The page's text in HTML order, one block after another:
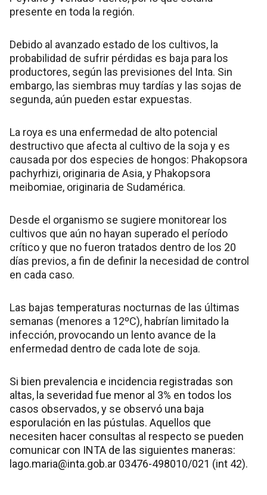
presente en toda la región.
Debido al avanzado estado de los cultivos, la
probabilidad de sufrir pérdidas es baja para los
productores, según las previsiones del Inta. Sin
embargo, las siembras muy tardías y las sojas de
segunda, aún pueden estar expuestas.
La roya es una enfermedad de alto potencial
destructivo que afecta al cultivo de la soja y es
causada por dos especies de hongos: Phakopsora
pachyrhizi, originaria de Asia, y Phakopsora
meibomiae, originaria de Sudamérica.
Desde el organismo se sugiere monitorear los
cultivos que aún no hayan superado el período
crítico y que no fueron tratados dentro de los 20
días previos, a fin de definir la necesidad de control
en cada caso.
Las bajas temperaturas nocturnas de las últimas
semanas (menores a 12ºC), habrían limitado la
infección, provocando un lento avance de la
enfermedad dentro de cada lote de soja.
Si bien prevalencia e incidencia registradas son
altas, la severidad fue menor al 3% en todos los
casos observados, y se observó una baja
esporulación en las pústulas. Aquellos que
necesiten hacer consultas al respecto se pueden
comunicar con INTA de las siguientes maneras:
lago.maria@inta.gob.ar 03476-498010/021 (int 42).